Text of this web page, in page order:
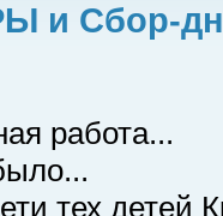
и Сбор-
работа...
тех детей